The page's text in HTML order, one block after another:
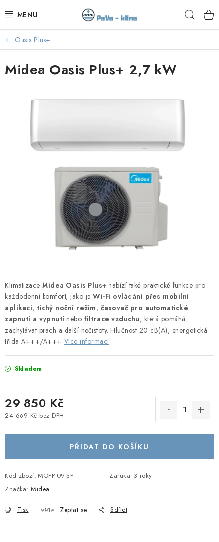
na
KLIMATIZACE V AKCI
KLIMATIZACE
SERVIS
OBCHODNÍ PODMÍNKY
Obchodní podmínky
Podmínky ochrany osobních údajů
Oasis Plus+
Klimatizace Midea Oasis Plus+ nabízí také praktické funkce pro
každodenní komfort, jako je Wi-Fi ovládání přes mobilní
aplikaci, tichý noční režim, časovač pro automatické
zapnutí a vypnutí nebo filtrace vzduchu, která pomáhá
zachytávat prach a další nečistoty. Hlučnost 20 dB(A), energetická
třída A+++/A+++ Více informací
Skladem
29 850 Kč
24 669 Kč bez DPH
PŘIDAT DO KOŠÍKU
Kód zboží: MOPP-09-SP Záruka: 3 roky
Značka: Midea
Tisk Zeptat se Sdílet
Midea Oasis Plus+ 2,7 kW